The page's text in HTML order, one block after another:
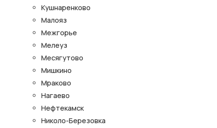
Кушнаренково
Малояз
Межгорье
Мелеуз
Месягутово
Мишкино
Мраково
Нагаево
Нефтекамск
Николо-Березовка